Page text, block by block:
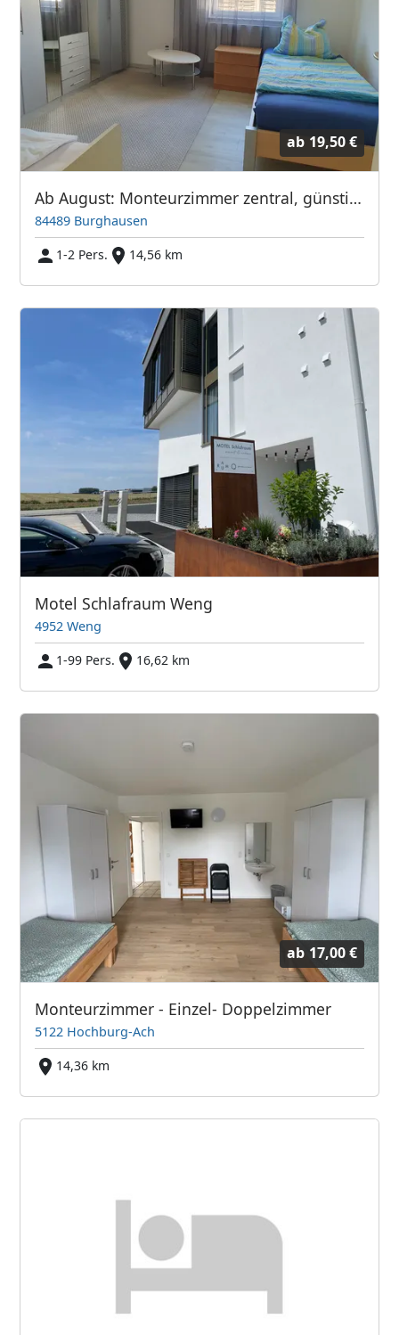
ab 19,50 €
Ab August: Monteurzimmer zentral, günstig & vollmöbliert
84489 Burghausen
1-2 Pers.
14,56 km
Motel Schlafraum Weng
4952 Weng
1-99 Pers.
16,62 km
ab 17,00 €
Monteurzimmer - Einzel- Doppelzimmer
5122 Hochburg-Ach
14,36 km